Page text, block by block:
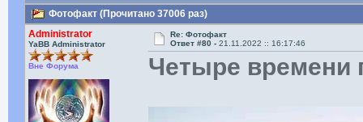
Фотофакт (Прочитано 37006 раз)
Administrator
YaBB Administrator
Вне Форума
Re: Фотофакт
Ответ #80 -21.11.2022 :: 16:17:46
Четыре времени